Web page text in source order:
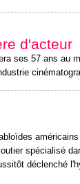
d'acteur
ses 57 ans au
spécialisé
déclenché